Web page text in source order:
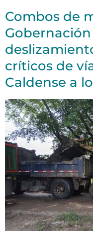
Combos de
críticos de
Caldense a